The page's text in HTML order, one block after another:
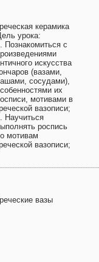
керамика
урока:
Познакомиться с
искусства
(вазами,
сосудами),
их
мотивами в
вазописи;
Научиться
роспись
мотивам
вазописи;
вазы